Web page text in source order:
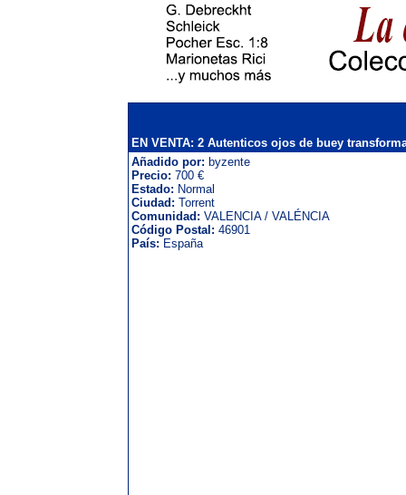
EN VENTA: 2 Autenticos ojos de buey
Añadido por: byzente
Precio: 700 €
Estado: Normal
Ciudad: Torrent
Comunidad: VALENCIA / VALÉNCIA
Código Postal: 46901
País: España